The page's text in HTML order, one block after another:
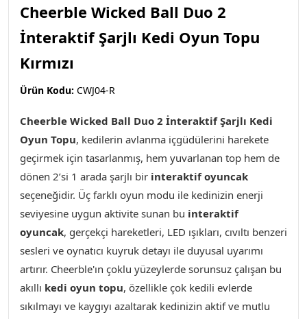
Cheerble Wicked Ball Duo 2
İnteraktif Şarjlı Kedi Oyun Topu
Kırmızı
Ürün Kodu: CWJ04-R
Cheerble Wicked Ball Duo 2 İnteraktif Şarjlı Kedi
Oyun Topu, kedilerin avlanma içgüdülerini harekete
geçirmek için tasarlanmış, hem yuvarlanan top hem de
dönen 2’si 1 arada şarjlı bir interaktif oyuncak
seçeneğidir. Üç farklı oyun modu ile kedinizin enerji
seviyesine uygun aktivite sunan bu interaktif
oyuncak, gerçekçi hareketleri, LED ışıkları, cıvıltı benzeri
sesleri ve oynatıcı kuyruk detayı ile duyusal uyarımı
artırır. Cheerble'ın çoklu yüzeylerde sorunsuz çalışan bu
akıllı kedi oyun topu, özellikle çok kedili evlerde
sıkılmayı ve kaygıyı azaltarak kedinizin aktif ve mutlu